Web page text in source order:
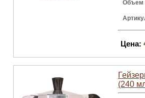
Объем
Цена:
(240